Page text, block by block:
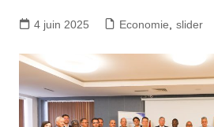
4 juin 2025 Economie slider